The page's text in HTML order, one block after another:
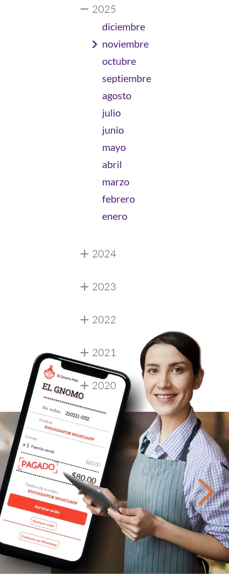
2025
diciembre
noviembre
octubre
septiembre
agosto
julio
junio
mayo
abril
marzo
febrero
enero
2024
2023
2022
2021
2020